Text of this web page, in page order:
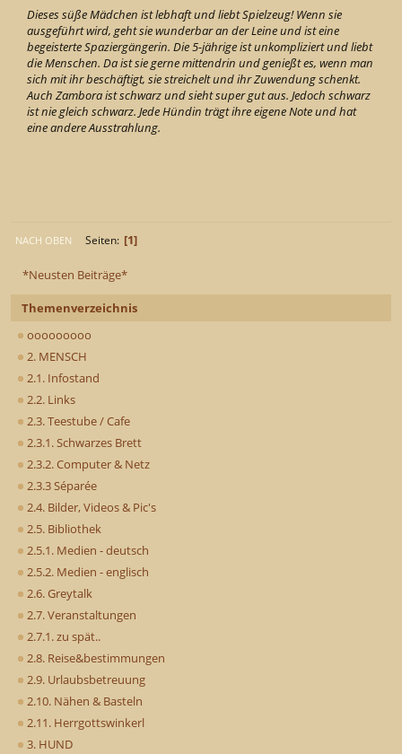
*Neusten Beiträge*
Themenverzeichnis
ooooooooo
2. MENSCH
2.1. Infostand
2.2. Links
2.3. Teestube / Cafe
2.3.1. Schwarzes Brett
2.3.2. Computer & Netz
2.3.3 Séparée
2.4. Bilder, Videos & Pic's
2.5. Bibliothek
2.5.1. Medien - deutsch
2.5.2. Medien - englisch
2.6. Greytalk
2.7. Veranstaltungen
2.7.1. zu spät..
2.8. Reise&bestimmungen
2.9. Urlaubsbetreuung
2.10. Nähen & Basteln
2.11. Herrgottswinkerl
3. HUND
Dieses süße Mädchen ist lebhaft und liebt Spielzeug! Wenn sie
ausgeführt wird, geht sie wunderbar an der Leine und ist eine
begeisterte Spaziergängerin. Die 5-jährige ist unkompliziert und liebt
die Menschen. Da ist sie gerne mittendrin und genießt es, wenn man
sich mit ihr beschäftigt, sie streichelt und ihr Zuwendung schenkt.
Auch Zambora ist schwarz und sieht super gut aus. Jedoch schwarz
ist nie gleich schwarz. Jede Hündin trägt ihre eigene Note und hat
eine andere Ausstrahlung.
NACH OBEN Seiten 1